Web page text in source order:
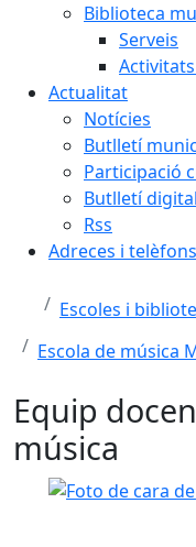
Biblioteca
Serveis
Actualitat
Notícies
Butlletí
Participació
Butlletí digital
Rss
Adreces i telèfons
Escoles i
Escola de música
Equip
música